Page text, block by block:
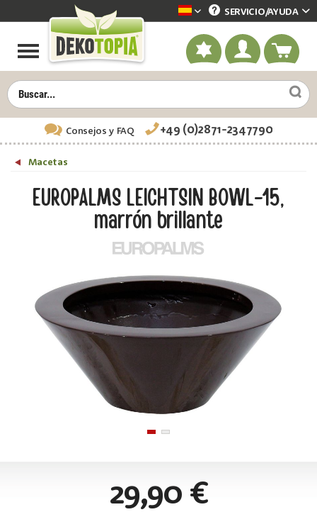
Dekotopia spanisch
SERVICIO/AYUDA
Consejos y FAQ +49 (0)2871-2347790
Macetas
EUROPALMS LEICHTSIN BOWL-15,
marrón brillante
29,90 €